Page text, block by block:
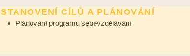
STANOVENÍ CÍLŮ A PLÁNOVÁNÍ
Plánování programu sebevzdělávání